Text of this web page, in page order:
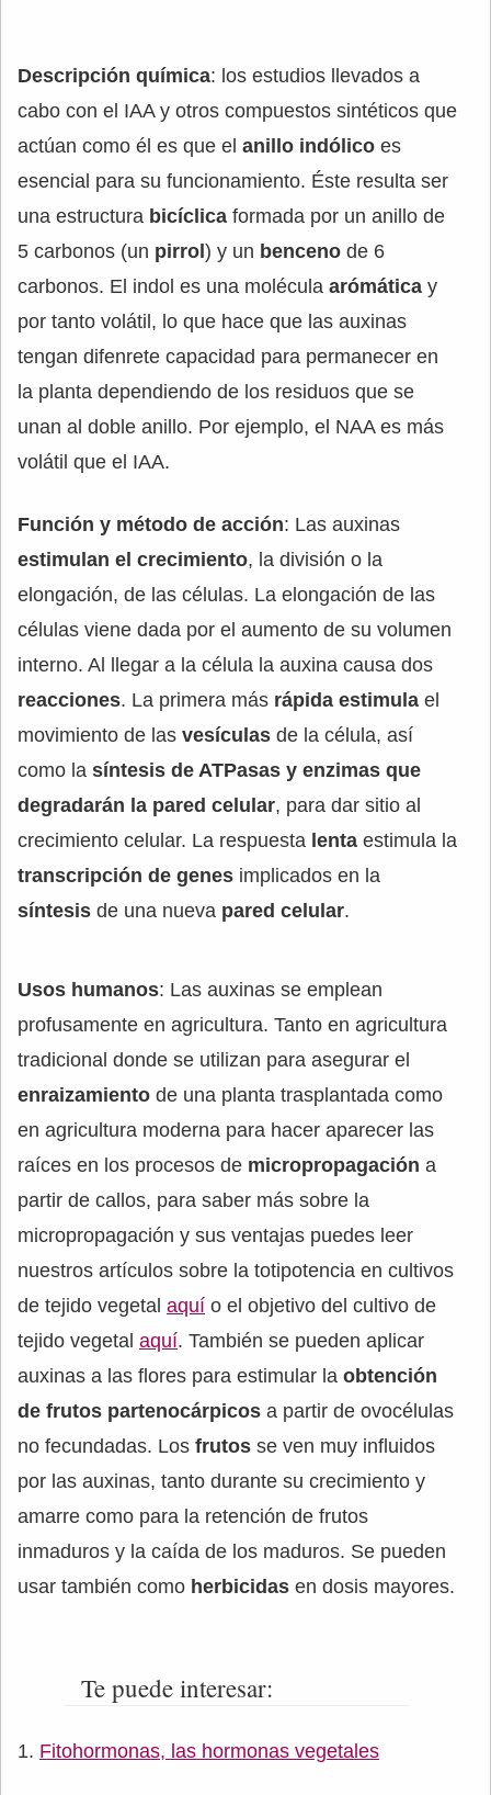
Descripción química: los estudios llevados a
cabo con el IAA y otros compuestos sintéticos que
actúan como él es que el anillo indólico es
esencial para su funcionamiento. Éste resulta ser
una estructura bicíclica formada por un anillo de
5 carbonos (un pirrol ) y un benceno de 6
carbonos. El indol es una molécula arómática y
por tanto volátil, lo que hace que las auxinas
tengan difenrete capacidad para permanecer en
la planta dependiendo de los residuos que se
unan al doble anillo. Por ejemplo, el NAA es más
volátil que el IAA.
Función y método de acción: Las auxinas
estimulan el crecimiento, la división o la
elongación, de las células. La elongación de las
células viene dada por el aumento de su volumen
interno. Al llegar a la célula la auxina causa dos
reacciones. La primera más rápida estimula el
movimiento de las vesículas de la célula, así
como la síntesis de ATPasas y enzimas que
degradarán la pared celular, para dar sitio al
crecimiento celular. La respuesta lenta estimula la
transcripción de genes implicados en la
síntesis de una nueva pared celular.
Usos humanos: Las auxinas se emplean
profusamente en agricultura. Tanto en agricultura
tradicional donde se utilizan para asegurar el
enraizamiento de una planta trasplantada como
en agricultura moderna para hacer aparecer las
raíces en los procesos de micropropagación a
partir de callos, para saber más sobre la
micropropagación y sus ventajas puedes leer
nuestros artículos sobre la totipotencia en cultivos
de tejido vegetal aquí o el objetivo del cultivo de
tejido vegetal aquí. También se pueden aplicar
auxinas a las flores para estimular la obtención
de frutos partenocárpicos a partir de ovocélulas
no fecundadas. Los frutos se ven muy influidos
por las auxinas, tanto durante su crecimiento y
amarre como para la retención de frutos
inmaduros y la caída de los maduros. Se pueden
usar también como herbicidas en dosis mayores.
Te puede interesar:
Fitohormonas, las hormonas vegetales